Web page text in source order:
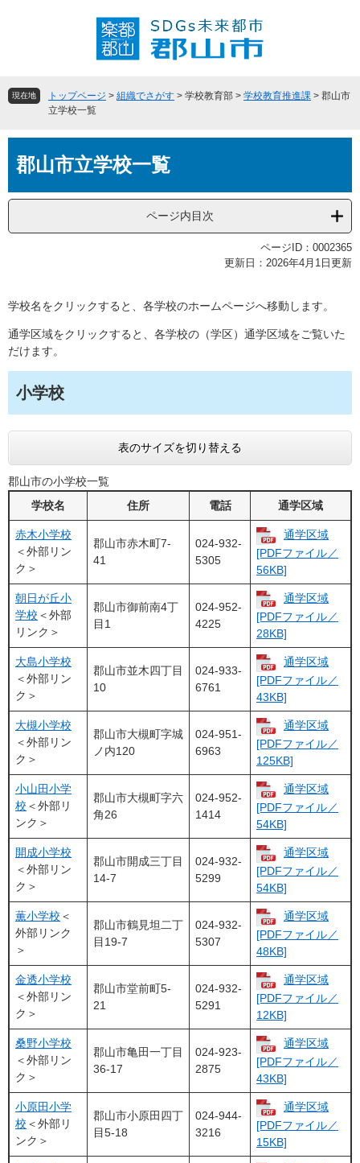
頭
飛
へ
現在地 トップページ > 組織でさがす > 学校教育部 > 学校教育推進課 > 郡山市
立学校一覧
文郡山市立学校一覧
ページ内目次
ページID：0002365
更新日：2026年4月1日更新
学校名をクリックすると、各学校のホームページへ移動します。
通学区域をクリックすると、各学校の（学区）通学区域をご覧いた
だけます。
小学校
表のサイズを切り替える
郡山市の小学校一覧
学校名
住所 電話 通学区域
赤木小学校
＜外部リン
ク＞
郡山市赤木町7-
41
024-932-
5305
通学区域
[PDFファイル／
56KB]
朝日が丘小
学校 ＜外部
リンク＞
郡山市御前南4丁
目1
024-952-
4225
通学区域
[PDFファイル／
28KB]
大島小学校
＜外部リン
ク＞
郡山市並木四丁目
10
024-933-
6761
通学区域
[PDFファイル／
43KB]
大槻小学校
＜外部リン
ク＞
​郡山市大槻町字城
ノ内120
024-951-
6963
通学区域
[PDFファイル／
125KB]
小山田小学
校 ＜外部リ
ンク＞
郡山市大槻町字六
角26
024-952-
1414
通学区域
[PDFファイル／
54KB]
開成小学校
＜外部リン
ク＞
郡山市開成三丁目
14-7
024-932-
5299
通学区域
[PDFファイル／
54KB]
薫小学校 ＜
外部リンク
＞
郡山市鶴見坦二丁
目19-7
024-932-
5307
通学区域
[PDFファイル／
48KB]
金透小学校
＜外部リン
ク＞
郡山市堂前町5-
21
024-932-
5291
通学区域
[PDFファイル／
12KB]
桑野小学校
＜外部リン
ク＞
郡山市亀田一丁目
36-17
024-923-
2875
通学区域
[PDFファイル／
43KB]
小原田小学
校 ＜外部リ
ンク＞
郡山市小原田四丁
目5-18
024-944-
3216
通学区域
[PDFファイル／
15KB]